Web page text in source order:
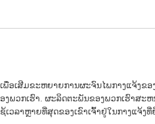
ອເສີມຂະຫຍາຍການຜະຈົນໄພກາງແຈ້ງຂອ
ອງພວກເຮົາ. ຜະລິດຕະພັນຂອງພວກເຮົາສະ
ວລາຫຼາຍທີ່ສຸດຂອງເຂົາເຈົ້າຢູ່ໃນກາງແຈ້ງທີ່